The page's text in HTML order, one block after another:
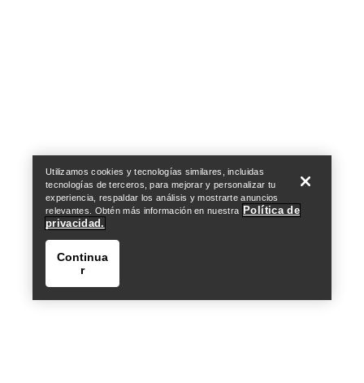
Utilizamos cookies y tecnologías similares, incluidas
tecnologías de terceros, para mejorar y personalizar tu
experiencia, respaldar los análisis y mostrarte anuncios
relevantes. Obtén más información en nuestra Política de
privacidad.
Continua
r